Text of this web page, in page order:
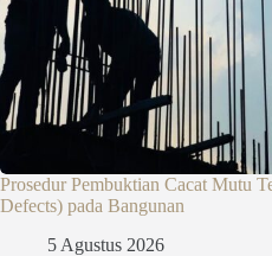
Prosedur Pembuktian Cacat Mutu
Defects) pada Bangunan
5 Agustus 2026